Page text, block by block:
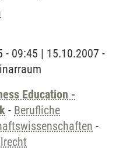
- 09:45 | 15.10.2007 -
Education -
- Berufliche
-